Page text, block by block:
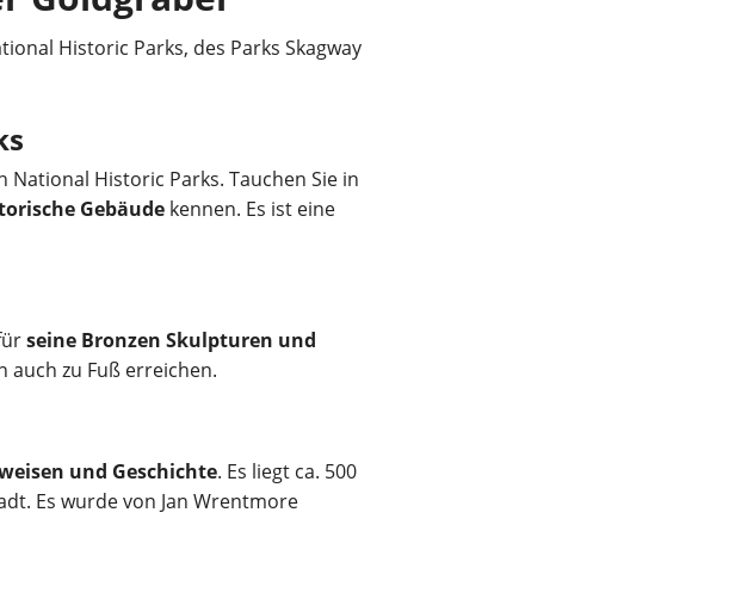
Historic Parks, des Parks Skagway
Historic Parks. Tauchen Sie in
Gebäude kennen. Es ist eine
seine Bronzen Skulpturen und
auch zu Fuß erreichen.
und Geschichte. Es liegt ca. 500
Es wurde von Jan Wrentmore